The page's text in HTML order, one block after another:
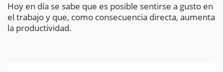
Hoy en día se sabe que es posible sentirse a gusto en
el trabajo y que, como consecuencia directa, aumenta
la productividad.